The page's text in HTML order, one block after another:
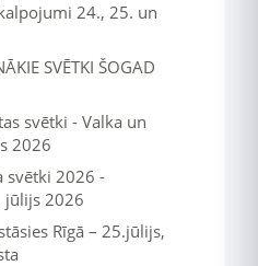
24., 25. un
SVĒTKI ŠOGAD
svētki - Valka un
2026
svētki 2026 -
jūlijs 2026
Rīgā – 25.jūlijs,